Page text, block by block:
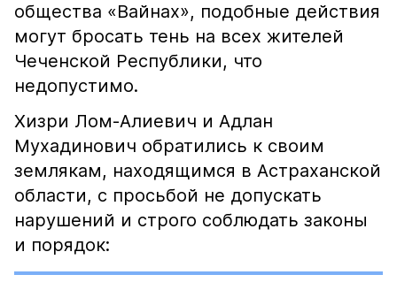
общества «Вайнах», подобные действия
могут бросать тень на всех жителей
Чеченской Республики, что
недопустимо.
Хизри Лом-Алиевич и Адлан
Мухадинович обратились к своим
землякам, находящимся в Астраханской
области, с просьбой не допускать
нарушений и строго соблюдать законы
и порядок: